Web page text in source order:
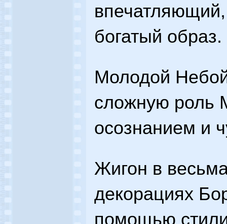
богатый образ.
Молодой
сложную роль
осознанием и
Жигон в
декорациях
помощью